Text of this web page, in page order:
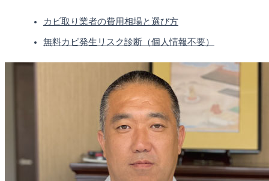
カビ取り業者の費用相場と選び方
無料カビ発生リスク診断（個人情報不要）